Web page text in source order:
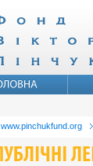
www.pinchukfund.org